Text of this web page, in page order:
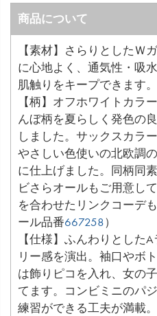
商品について
【素材】さらりとしたＷ
に心地よく、通気性・吸
肌触りをキープできます。
【柄】オフホワイトカラ
んぼ柄を夏らしく発色の
しました。サックスカラ
やさしい色使いの北欧調
に仕上げました。同柄同
ビさらオールもご用意し
を合わせたリンクコーデ
ール品番667258）
【仕様】ふんわりとした
リー感を演出。袖口やボ
は飾りピコを入れ、女の
てます。コンビミニのパ
練習ができる工夫が満載